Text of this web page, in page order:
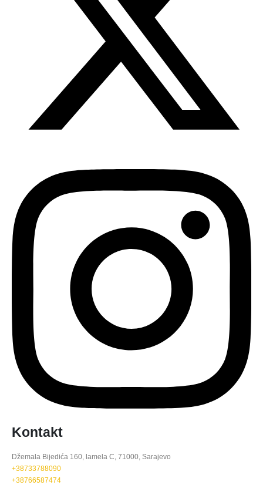
Kontakt
Džemala Bijedića 160, lamela C, 71000, Sarajevo
+38733788090
+38766587474